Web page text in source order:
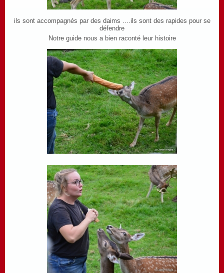
ils sont accompagnés par des daims ....ils sont des rapides pour se
défendre
Notre guide nous a bien raconté leur histoire